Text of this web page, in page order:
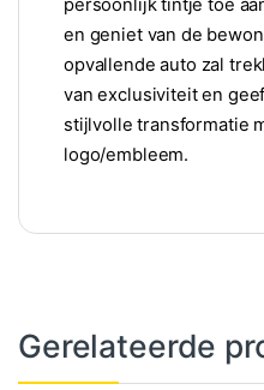
persoonlijk tintje toe
en geniet van de
opvallende auto zal
van exclusiviteit en
stijlvolle transformatie
logo/embleem.
Gerelateerde